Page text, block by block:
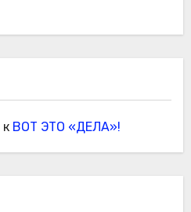
к ВОТ ЭТО «ДЕЛА»!